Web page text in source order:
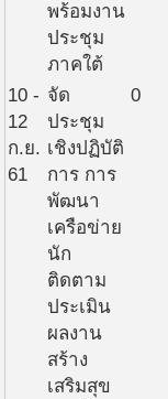
พร้อมงาน
ประชุม
ภาคใต้
10 -
12
ก.ย.
61
จัด
ประชุม
เชิงปฏิบัติ
การ การ
พัฒนา
เครือข่าย
นัก
ติดตาม
ประเมิน
ผลงาน
สร้าง
เสริมสุข
0